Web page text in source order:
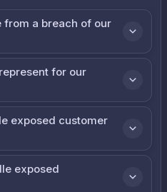
from a breach of our
for our
exposed customer
exposed